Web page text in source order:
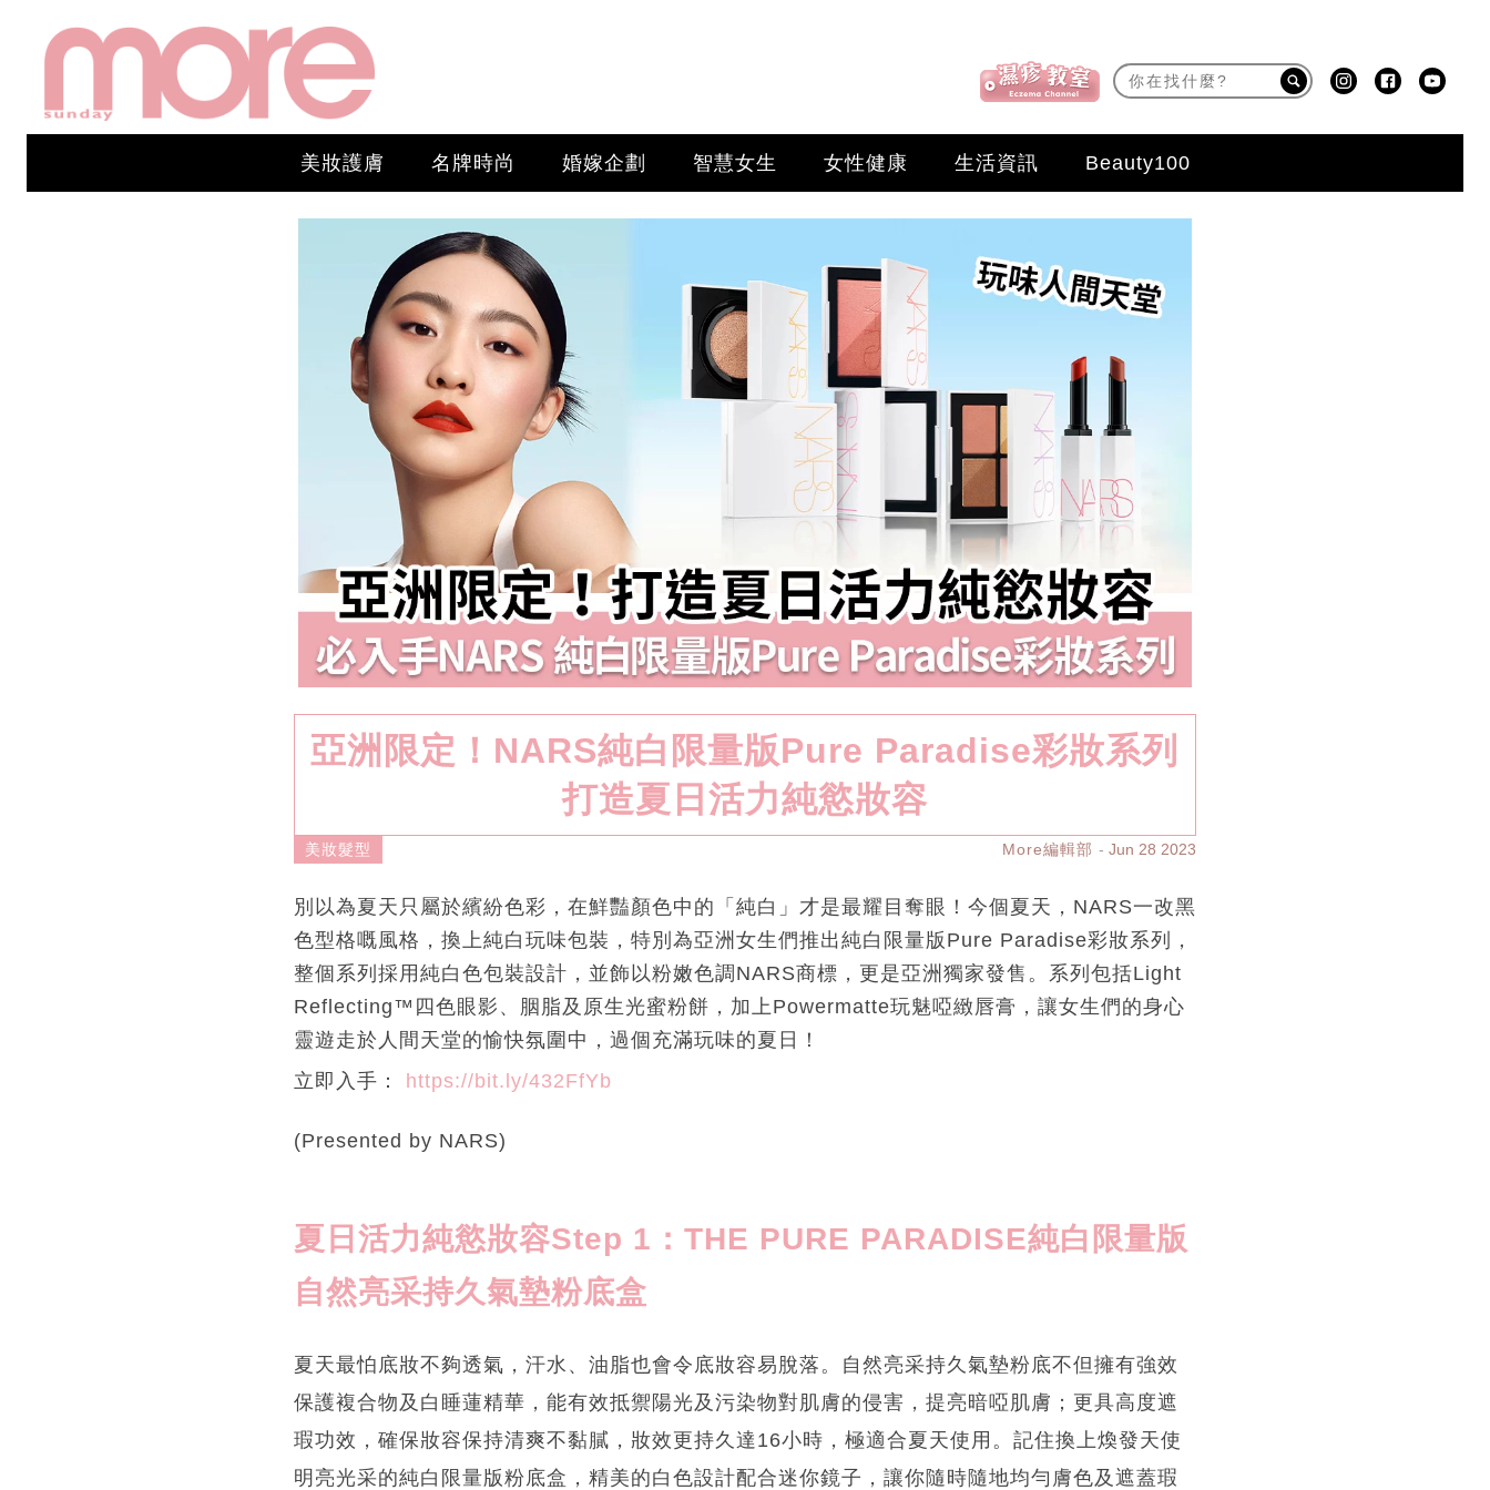
美妝護膚 名牌時尚 婚嫁企劃 智慧女生 女性健康 生活資訊 Beauty100
亞洲限定！NARS純白限量版Pure Paradise彩妝系列
打造夏日活力純慾妝容
美妝髮型 More編輯部 Jun 28 2023
別以為夏天只屬於繽紛色彩，在鮮豔顏色中的「純白」才是最耀目奪眼！今個夏天，NARS一改黑
色型格嘅風格，換上純白玩味包裝，特別為亞洲女生們推出純白限量版Pure Paradise彩妝系列，
整個系列採用純白色包裝設計，並飾以粉嫩色調NARS商標，更是亞洲獨家發售。系列包括Light
Reflecting™四色眼影、胭脂及原生光蜜粉餅，加上Powermatte玩魅啞緻唇膏，讓女生們的身心
靈遊走於人間天堂的愉快氛圍中，過個充滿玩味的夏日！
立即入手： https://bit.ly/432FfYb
(Presented by NARS)
夏日活力純慾妝容Step 1 ：THE PURE PARADISE純白限量版
自然亮采持久氣墊粉底盒
夏天最怕底妝不夠透氣，汗水、油脂也會令底妝容易脫落。自然亮采持久氣墊粉底不但擁有強效
保護複合物及白睡蓮精華，能有效抵禦陽光及污染物對肌膚的侵害，提亮暗啞肌膚；更具高度遮
瑕功效，確保妝容保持清爽不黏膩，妝效更持久達16小時，極適合夏天使用。記住換上煥發天使
明亮光采的純白限量版粉底盒，精美的白色設計配合迷你鏡子，讓你隨時隨地均勻膚色及遮蓋瑕